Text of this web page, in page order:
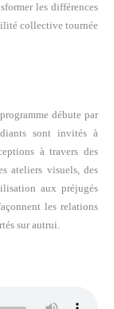
les différences
collective tournée
débute par
sont invités à
à travers des
ateliers visuels, des
aux préjugés
les relations
sur autrui.